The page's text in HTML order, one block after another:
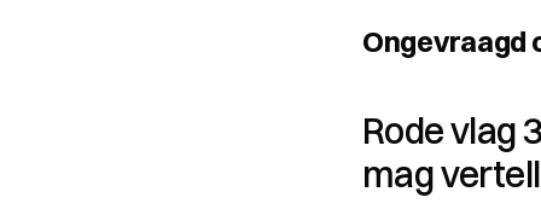
Ongevraagd
Rode vlag
mag